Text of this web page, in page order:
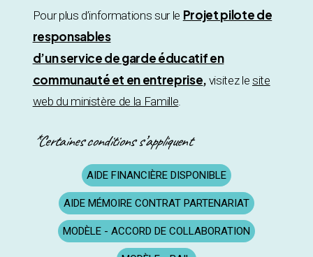
Pour plus d’informations sur le Projet pilote de
responsables
d’un service de garde éducatif en
communauté et en entreprise, visitez le site
web du ministère de la Famille.
*Certaines conditions s’appliquent
AIDE FINANCIÈRE DISPONIBLE
AIDE MÉMOIRE CONTRAT PARTENARIAT
MODÈLE - ACCORD DE COLLABORATION